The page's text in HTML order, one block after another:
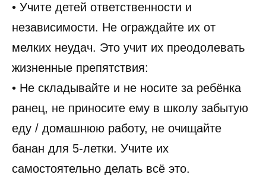
• Учите детей ответственности и
независимости. Не ограждайте их от
мелких неудач. Это учит их преодолевать
жизненные препятствия:
• Не складывайте и не носите за ребёнка
ранец, не приносите ему в школу забытую
еду / домашнюю работу, не очищайте
банан для 5-летки. Учите их
самостоятельно делать всё это.